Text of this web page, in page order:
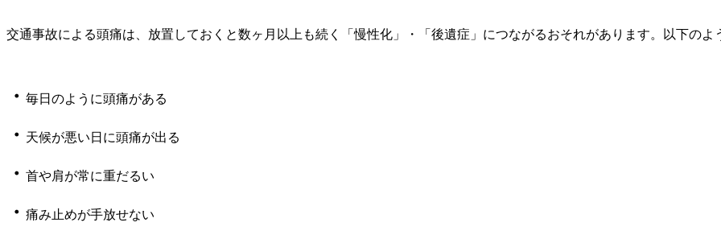
交通事故による頭痛は、放置しておくと数ヶ月以上も続く「慢性化」・「後遺症」につながるおそれがあります。以下のよ
・ 毎日のように頭痛がある
・ 天候が悪い日に頭痛が出る
・ 首や肩が常に重だるい
・ 痛み止めが手放せない